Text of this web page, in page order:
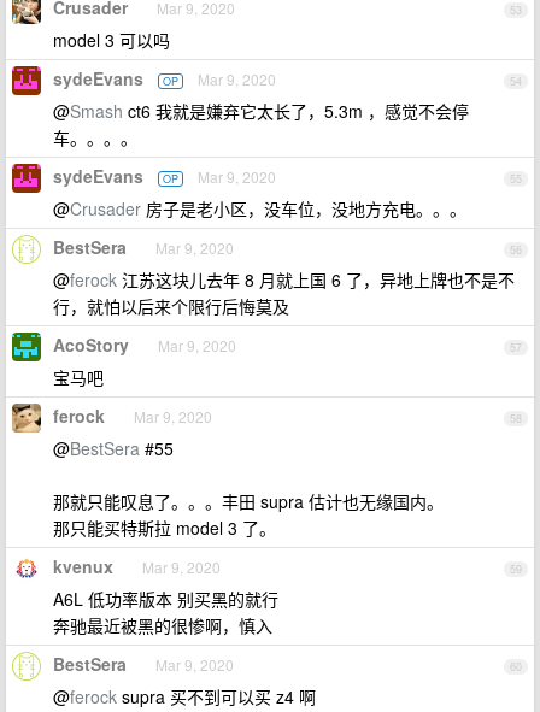
53
Crusader Mar 9, 2020
model 3 可以吗
54
sydeEvans OP Mar 9, 2020
@Smash ct6 我就是嫌弃它太长了，5.3m ，感觉不会停
车。。。。
55
sydeEvans OP Mar 9, 2020
@Crusader 房子是老小区，没车位，没地方充电。。。
56
BestSera Mar 9, 2020
@ferock 江苏这块儿去年 8 月就上国 6 了，异地上牌也不是不
行，就怕以后来个限行后悔莫及
57
AcoStory Mar 9, 2020
宝马吧
58
ferock Mar 9, 2020
@BestSera #55
那就只能叹息了。。。丰田 supra 估计也无缘国内。
那只能买特斯拉 model 3 了。
59
kvenux Mar 9, 2020
A6L 低功率版本 别买黑的就行
奔驰最近被黑的很惨啊，慎入
60
BestSera Mar 9, 2020
@ferock supra 买不到可以买 z4 啊